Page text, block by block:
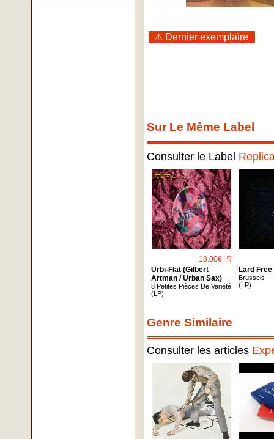
⚠ Dernier exemplaire
Sur Le Même Label
Consulter le Label
18.00€ 🛒
Urbi-Flat (Gilbert
Artman / Urban Sax)
8 Petites Pièces De Variété
(LP)
Lard Free
Brussels
(LP)
Genre Similaire
Consulter les articles